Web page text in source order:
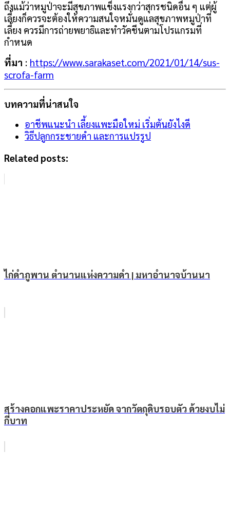
ถึงแม้ว่าหมูป่าจะมีสุขภาพแข็งแรงกว่าสุกรชนิดอื่น ๆ แต่ผู้
เลี้ยงก็ควรจะต้องให้ความสนใจหมั่นดูแลสุขภาพหมูป่าที่
เลี้ยง ควรมีการถ่ายพยาธิและทำวัคชีนตามโปรแกรมที่
กำหนด
ที่มา : https://www.sarakaset.com/2021/01/14/sus-
scrofa-farm
บทความที่น่าสนใจ
อาชีพแนะนำ เลี้ยงแพะมือใหม่ เริ่มต้นยังไงดี
วิธีปลูกกระชายดำ และการแปรรูป
Related posts:
ไก่ดำภูพาน ตำนานแห่งความดำ | มหาอำนาจบ้านนา
สร้างคอกแพะราคาประหยัด จากวัตถุดิบรอบตัว ด้วยงบไม่
กี่บาท